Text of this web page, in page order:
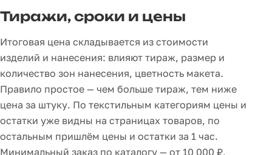
Тиражи, сроки и цены
Итоговая цена складывается из стоимости
изделий и нанесения: влияют тираж, размер и
количество зон нанесения, цветность макета.
Правило простое — чем больше тираж, тем ниже
цена за штуку. По текстильным категориям цены и
остатки уже видны на страницах товаров, по
остальным пришлём цены и остатки за 1 час.
Минимальный заказ по каталогу — от 10 000 ₽,